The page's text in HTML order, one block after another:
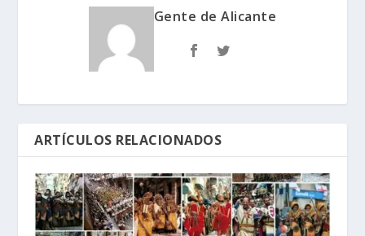
Gente de Alicante
ARTÍCULOS RELACIONADOS